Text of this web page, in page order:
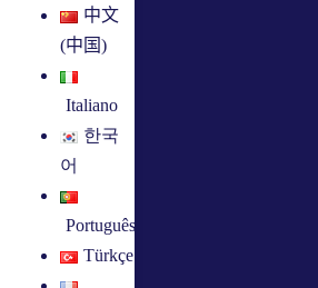
中文
(中国)
Italiano
한국
어
Português
Türkçe